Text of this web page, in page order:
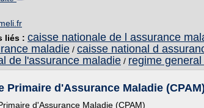
liés : caisse nationale de l assurance
maladie / caisse national d
de l'assurance maladie / regime
Primaire d'Assurance Maladie (CPAM)
d'Assurance Maladie (CPAM)